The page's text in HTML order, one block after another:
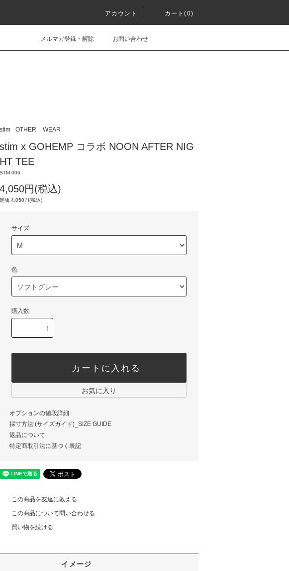
アカウント カート(0)
メルマガ登録・解除 お問い合わせ
stim OTHER WEAR
stim x GOHEMP コラボ NOON AFTER NIG
HT TEE
STM-006
4,050円(税込)
定価 4,050円(税込)
サイズ
色
購入数
カートに入れる
お気に入り
オプションの値段詳細
採寸方法 (サイズガイド)_SIZE GUIDE
返品について
特定商取引法に基づく表記
この商品を友達に教える
この商品について問い合わせる
買い物を続ける
イメージ